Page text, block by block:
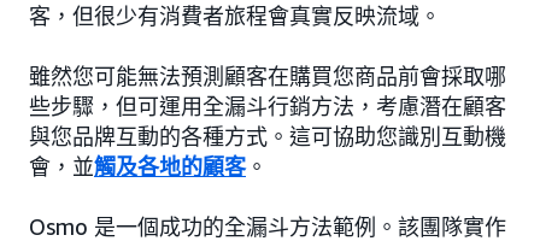
客，但很少有消費者旅程會真實反映流域。
雖然您可能無法預測顧客在購買您商品前會採取哪
些步驟，但可運用全漏斗行銷方法，考慮潛在顧客
與您品牌互動的各種方式。這可協助您識別互動機
會，並觸及各地的顧客。
Osmo 是一個成功的全漏斗方法範例。該團隊實作